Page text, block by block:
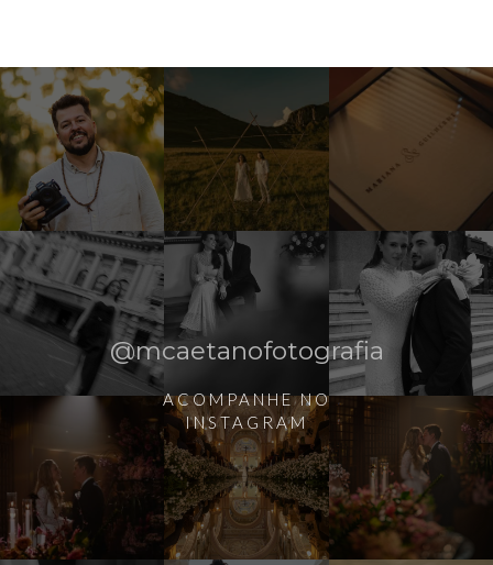
@mcaetanofotografia
ACOMPANHE NO
INSTAGRAM